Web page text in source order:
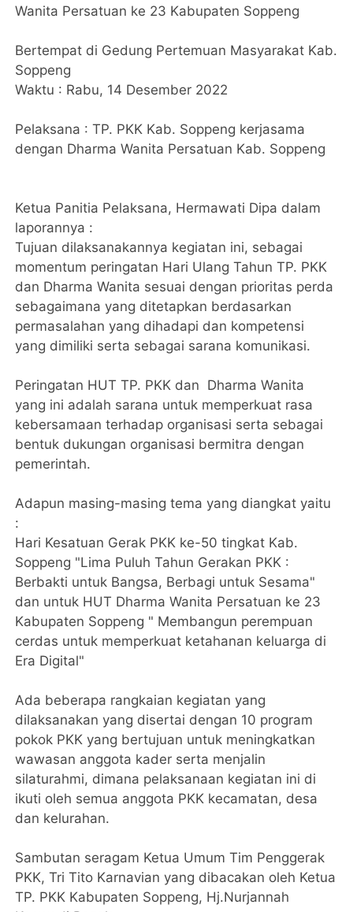
Wanita Persatuan ke 23 Kabupaten Soppeng
Bertempat di Gedung Pertemuan Masyarakat Kab.
Soppeng
Waktu : Rabu, 14 Desember 2022
Pelaksana : TP. PKK Kab. Soppeng kerjasama
dengan Dharma Wanita Persatuan Kab. Soppeng
Ketua Panitia Pelaksana, Hermawati Dipa dalam
laporannya :
Tujuan dilaksanakannya kegiatan ini, sebagai
momentum peringatan Hari Ulang Tahun TP. PKK
dan Dharma Wanita sesuai dengan prioritas perda
sebagaimana yang ditetapkan berdasarkan
permasalahan yang dihadapi dan kompetensi
yang dimiliki serta sebagai sarana komunikasi.
Peringatan HUT TP. PKK dan Dharma Wanita
yang ini adalah sarana untuk memperkuat rasa
kebersamaan terhadap organisasi serta sebagai
bentuk dukungan organisasi bermitra dengan
pemerintah.
Adapun masing-masing tema yang diangkat yaitu
:
Hari Kesatuan Gerak PKK ke-50 tingkat Kab.
Soppeng "Lima Puluh Tahun Gerakan PKK :
Berbakti untuk Bangsa, Berbagi untuk Sesama"
dan untuk HUT Dharma Wanita Persatuan ke 23
Kabupaten Soppeng " Membangun perempuan
cerdas untuk memperkuat ketahanan keluarga di
Era Digital"
Ada beberapa rangkaian kegiatan yang
dilaksanakan yang disertai dengan 10 program
pokok PKK yang bertujuan untuk meningkatkan
wawasan anggota kader serta menjalin
silaturahmi, dimana pelaksanaan kegiatan ini di
ikuti oleh semua anggota PKK kecamatan, desa
dan kelurahan.
Sambutan seragam Ketua Umum Tim Penggerak
PKK, Tri Tito Karnavian yang dibacakan oleh Ketua
TP. PKK Kabupaten Soppeng, Hj.Nurjannah